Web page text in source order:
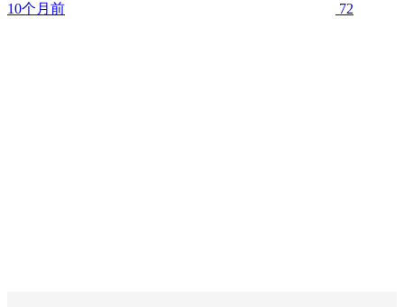
10个月前 72